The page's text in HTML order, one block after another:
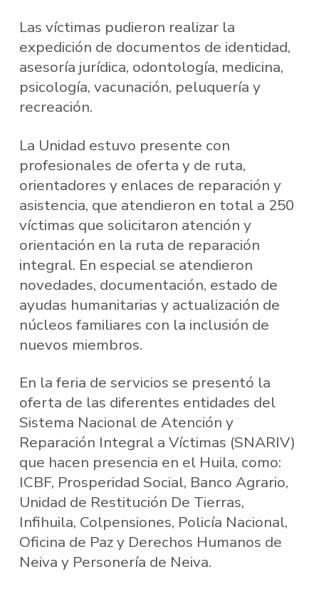
Las víctimas pudieron realizar la
expedición de documentos de identidad,
asesoría jurídica, odontología, medicina,
psicología, vacunación, peluquería y
recreación.
La Unidad estuvo presente con
profesionales de oferta y de ruta,
orientadores y enlaces de reparación y
asistencia, que atendieron en total a 250
víctimas que solicitaron atención y
orientación en la ruta de reparación
integral. En especial se atendieron
novedades, documentación, estado de
ayudas humanitarias y actualización de
núcleos familiares con la inclusión de
nuevos miembros.
En la feria de servicios se presentó la
oferta de las diferentes entidades del
Sistema Nacional de Atención y
Reparación Integral a Víctimas (SNARIV)
que hacen presencia en el Huila, como:
ICBF, Prosperidad Social, Banco Agrario,
Unidad de Restitución De Tierras,
Infihuila, Colpensiones, Policía Nacional,
Oficina de Paz y Derechos Humanos de
Neiva y Personería de Neiva.